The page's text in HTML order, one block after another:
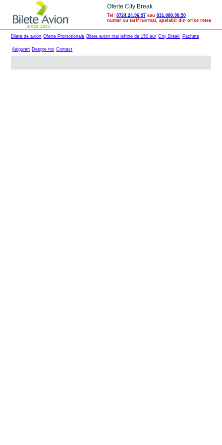
Oferte City Break
Tel: 0724.24.96.97sau 031.080.90.50
numar cu tarif normal, apelabil din orice retea
Bilete de avion Oferte Promotionale Bilete avion mai ieftine de 150 eur City Break Pachete
Asigurari Despre noi Contact